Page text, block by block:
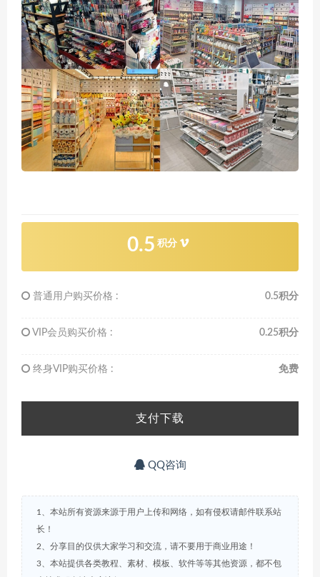
0.5 积分
普通用户购买价格 : 0.5积分
VIP会员购买价格 : 0.25积分
终身VIP购买价格 : 免费
支付下载
QQ咨询
1、本站所有资源来源于用户上传和网络，如有侵权请邮件联系站
长！
2、分享目的仅供大家学习和交流，请不要用于商业用途！
3、本站提供各类教程、素材、模板、软件等等其他资源，都不包